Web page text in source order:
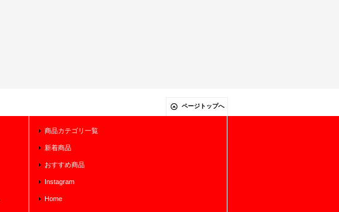
ページトップへ
商品カテゴリ一覧
新着商品
おすすめ商品
Instagram
Home